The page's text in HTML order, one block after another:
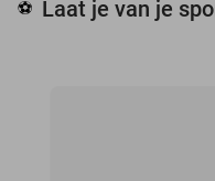
⚽ Laat je van je